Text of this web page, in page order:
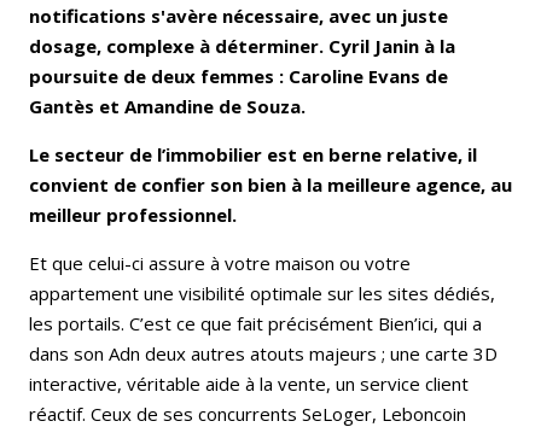
notifications s'avère nécessaire, avec un juste
dosage, complexe à déterminer. Cyril Janin à la
poursuite de deux femmes : Caroline Evans de
Gantès et Amandine de Souza.
Le secteur de l’immobilier est en berne relative, il
convient de confier son bien à la meilleure agence, au
meilleur professionnel.
Et que celui-ci assure à votre maison ou votre
appartement une visibilité optimale sur les sites dédiés,
les portails. C’est ce que fait précisément Bien’ici, qui a
dans son Adn deux autres atouts majeurs ; une carte 3D
interactive, véritable aide à la vente, un service client
réactif. Ceux de ses concurrents SeLoger, Leboncoin